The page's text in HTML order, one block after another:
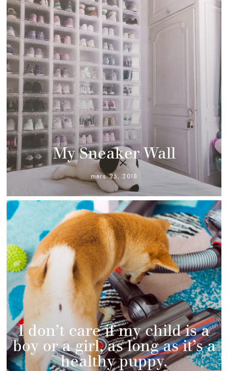
My Sneaker Wall
mars 25, 2018
I don’t care if my child is a
boy or a girl, as long as it’s a
healthy puppy.